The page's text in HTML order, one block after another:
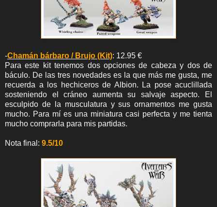
-Chamán bárbaro / Brujo (Kit): 12.95 €
Para este kit tenemos dos opciones de cabeza y dos de
báculo. De las tres novedades es la que más me gusta, me
recuerda a los hechiceros de Albion. La pose acuclillada
sosteniendo el cráneo aumenta su salvaje aspecto. El
esculpido de la musculatura y sus ornamentos me gusta
mucho. Para mí es una miniatura casi perfecta y me tienta
mucho comprarla para mis partidas.
Nota final: 9.5/10